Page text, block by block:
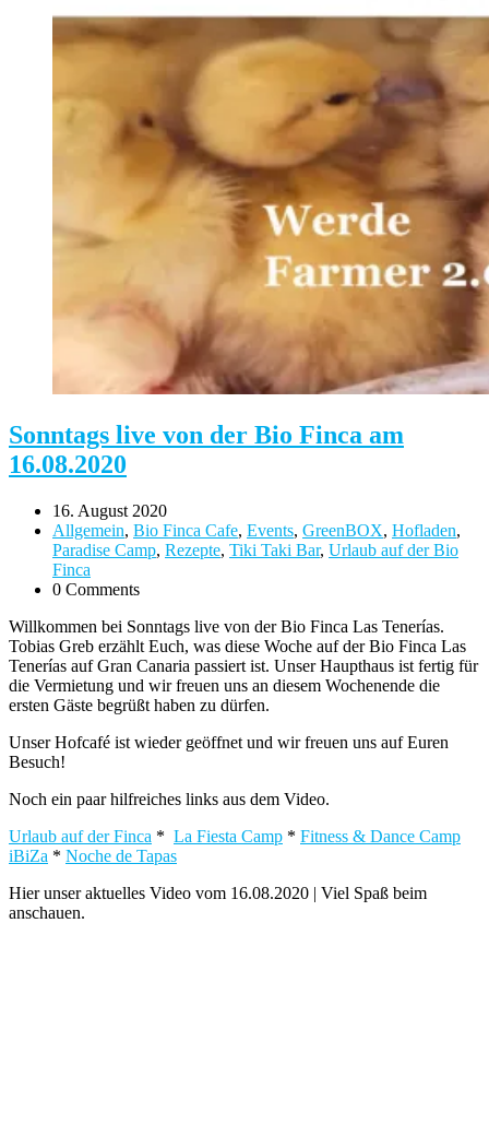
Sonntags live von der Bio Finca am
16.08.2020
16. August 2020
Allgemein, Bio Finca Cafe, Events, GreenBOX, Hofladen,
Paradise Camp, Rezepte, Tiki Taki Bar, Urlaub auf der Bio
Finca
0 Comments
Willkommen bei Sonntags live von der Bio Finca Las Tenerías.
Tobias Greb erzählt Euch, was diese Woche auf der Bio Finca Las
Tenerías auf Gran Canaria passiert ist. Unser Haupthaus ist fertig für
die Vermietung und wir freuen uns an diesem Wochenende die
ersten Gäste begrüßt haben zu dürfen.
Unser Hofcafé ist wieder geöffnet und wir freuen uns auf Euren
Besuch!
Noch ein paar hilfreiches links aus dem Video.
Urlaub auf der Finca * La Fiesta Camp * Fitness & Dance Camp
iBiZa * Noche de Tapas
Hier unser aktuelles Video vom 16.08.2020 | Viel Spaß beim
anschauen.